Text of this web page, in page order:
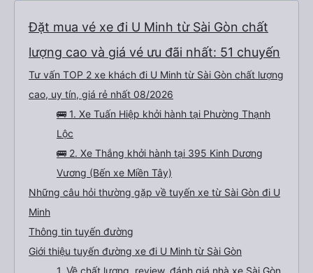
Đặt mua vé xe đi U Minh từ Sài Gòn chất
lượng cao và giá vé ưu đãi nhất: 51 chuyến
Tư vấn TOP 2 xe khách đi U Minh từ Sài Gòn chất lượng
cao, uy tín, giá rẻ nhất 08/2026
🚌 1. Xe Tuấn Hiệp khởi hành tại Phường Thạnh
Lộc
🚌 2. Xe Thắng khởi hành tại 395 Kinh Dương
Vương (Bến xe Miền Tây)
Những câu hỏi thường gặp về tuyến xe từ Sài Gòn đi U
Minh
Thông tin tuyến đường
Giới thiệu tuyến đường xe đi U Minh từ Sài Gòn
1. Về chất lượng, review, đánh giá nhà xe Sài Gòn